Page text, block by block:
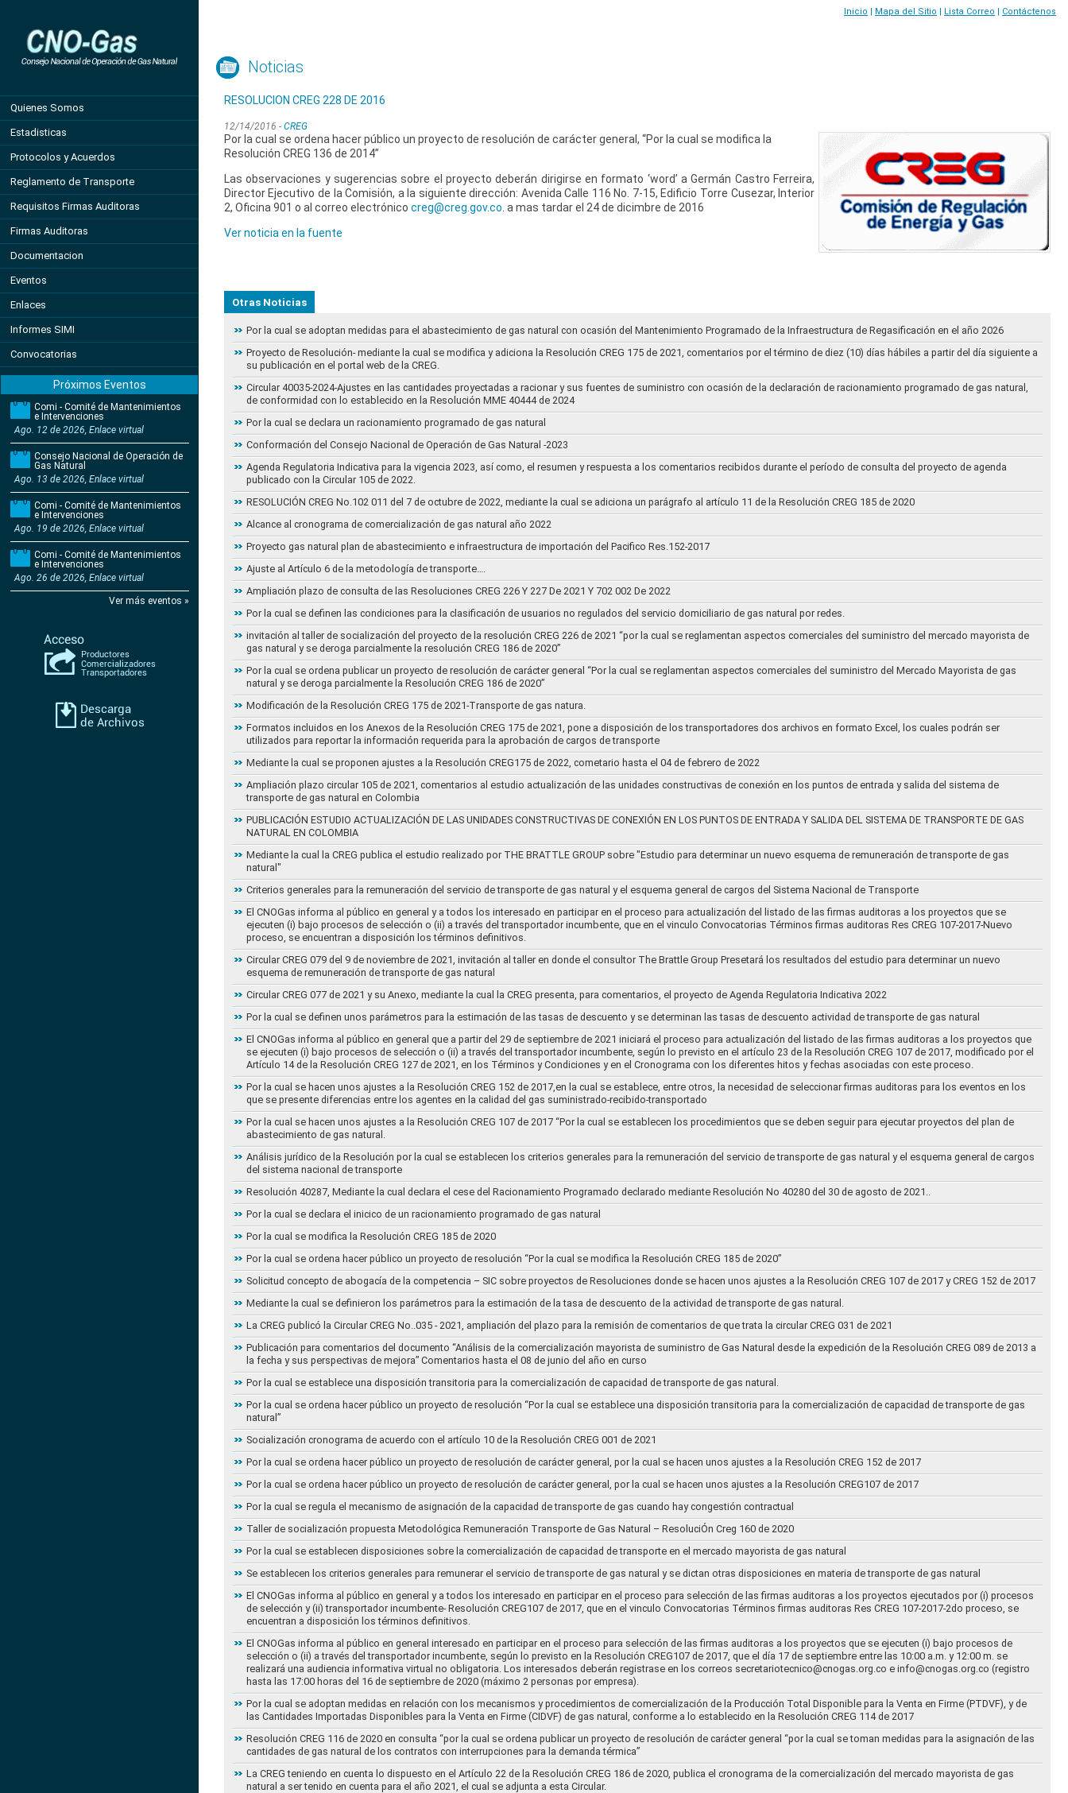
Quienes Somos
Estadisticas
Protocolos y Acuerdos
Reglamento de Transporte
Requisitos Firmas Auditoras
Firmas Auditoras
Documentacion
Eventos
Enlaces
Informes SIMI
Convocatorias
Próximos Eventos
Comi - Comité de Mantenimientos
e Intervenciones
Ago. 12 de 2026, Enlace virtual
Consejo Nacional de Operación de
Gas Natural
Ago. 13 de 2026, Enlace virtual
Comi - Comité de Mantenimientos
e Intervenciones
Ago. 19 de 2026, Enlace virtual
Comi - Comité de Mantenimientos
e Intervenciones
Ago. 26 de 2026, Enlace virtual
Ver más eventos »
Inicio | Mapa del Sitio | Lista Correo | Contáctenos
Noticias
RESOLUCION CREG 228 DE 2016
12/14/2016 - CREG
Por la cual se ordena hacer público un proyecto de resolución de carácter general, “Por la cual se modifica la
Resolución CREG 136 de 2014”
Las observaciones y sugerencias sobre el proyecto deberán dirigirse en formato ‘word’ a Germán Castro Ferreira,
Director Ejecutivo de la Comisión, a la siguiente dirección: Avenida Calle 116 No. 7-15, Edificio Torre Cusezar, Interior
2, Oficina 901 o al correo electrónico creg@creg.gov.co . a mas tardar el 24 de dicimbre de 2016
Ver noticia en la fuente
Otras Noticias
Por la cual se adoptan medidas para el abastecimiento de gas natural con ocasión del Mantenimiento Programado de la Infraestructura de Regasificación en el año 2026
Proyecto de Resolución- mediante la cual se modifica y adiciona la Resolución CREG 175 de 2021, comentarios por el término de diez (10) días hábiles a partir del día siguiente a
su publicación en el portal web de la CREG.
Circular 40035-2024-Ajustes en las cantidades proyectadas a racionar y sus fuentes de suministro con ocasión de la declaración de racionamiento programado de gas natural,
de conformidad con lo establecido en la Resolución MME 40444 de 2024
Por la cual se declara un racionamiento programado de gas natural
Conformación del Consejo Nacional de Operación de Gas Natural -2023
Agenda Regulatoria Indicativa para la vigencia 2023, así como, el resumen y respuesta a los comentarios recibidos durante el período de consulta del proyecto de agenda
publicado con la Circular 105 de 2022.
RESOLUCIÓN CREG No.102 011 del 7 de octubre de 2022, mediante la cual se adiciona un parágrafo al artículo 11 de la Resolución CREG 185 de 2020
Alcance al cronograma de comercialización de gas natural año 2022
Proyecto gas natural plan de abastecimiento e infraestructura de importación del Pacifico Res.152-2017
Ajuste al Artículo 6 de la metodología de transporte….
Ampliación plazo de consulta de las Resoluciones CREG 226 Y 227 De 2021 Y 702 002 De 2022
Por la cual se definen las condiciones para la clasificación de usuarios no regulados del servicio domiciliario de gas natural por redes.
invitación al taller de socialización del proyecto de la resolución CREG 226 de 2021 “por la cual se reglamentan aspectos comerciales del suministro del mercado mayorista de
gas natural y se deroga parcialmente la resolución CREG 186 de 2020”
Por la cual se ordena publicar un proyecto de resolución de carácter general “Por la cual se reglamentan aspectos comerciales del suministro del Mercado Mayorista de gas
natural y se deroga parcialmente la Resolución CREG 186 de 2020”
Modificación de la Resolución CREG 175 de 2021-Transporte de gas natura.
Formatos incluidos en los Anexos de la Resolución CREG 175 de 2021, pone a disposición de los transportadores dos archivos en formato Excel, los cuales podrán ser
utilizados para reportar la información requerida para la aprobación de cargos de transporte
Mediante la cual se proponen ajustes a la Resolución CREG175 de 2022, cometario hasta el 04 de febrero de 2022
Ampliación plazo circular 105 de 2021, comentarios al estudio actualización de las unidades constructivas de conexión en los puntos de entrada y salida del sistema de
transporte de gas natural en Colombia
PUBLICACIÓN ESTUDIO ACTUALIZACIÓN DE LAS UNIDADES CONSTRUCTIVAS DE CONEXIÓN EN LOS PUNTOS DE ENTRADA Y SALIDA DEL SISTEMA DE TRANSPORTE DE GAS
NATURAL EN COLOMBIA
Mediante la cual la CREG publica el estudio realizado por THE BRATTLE GROUP sobre "Estudio para determinar un nuevo esquema de remuneración de transporte de gas
natural"
Criterios generales para la remuneración del servicio de transporte de gas natural y el esquema general de cargos del Sistema Nacional de Transporte
El CNOGas informa al público en general y a todos los interesado en participar en el proceso para actualización del listado de las firmas auditoras a los proyectos que se
ejecuten (i) bajo procesos de selección o (ii) a través del transportador incumbente, que en el vinculo Convocatorias Términos firmas auditoras Res CREG 107-2017-Nuevo
proceso, se encuentran a disposición los términos definitivos.
Circular CREG 079 del 9 de noviembre de 2021, invitación al taller en donde el consultor The Brattle Group Presetará los resultados del estudio para determinar un nuevo
esquema de remuneración de transporte de gas natural
Circular CREG 077 de 2021 y su Anexo, mediante la cual la CREG presenta, para comentarios, el proyecto de Agenda Regulatoria Indicativa 2022
Por la cual se definen unos parámetros para la estimación de las tasas de descuento y se determinan las tasas de descuento actividad de transporte de gas natural
El CNOGas informa al público en general que a partir del 29 de septiembre de 2021 iniciará el proceso para actualización del listado de las firmas auditoras a los proyectos que
se ejecuten (i) bajo procesos de selección o (ii) a través del transportador incumbente, según lo previsto en el artículo 23 de la Resolución CREG 107 de 2017, modificado por el
Artículo 14 de la Resolución CREG 127 de 2021, en los Términos y Condiciones y en el Cronograma con los diferentes hitos y fechas asociadas con este proceso.
Por la cual se hacen unos ajustes a la Resolución CREG 152 de 2017,en la cual se establece, entre otros, la necesidad de seleccionar firmas auditoras para los eventos en los
que se presente diferencias entre los agentes en la calidad del gas suministrado-recibido-transportado
Por la cual se hacen unos ajustes a la Resolución CREG 107 de 2017 “Por la cual se establecen los procedimientos que se deben seguir para ejecutar proyectos del plan de
abastecimiento de gas natural.
Análisis jurídico de la Resolución por la cual se establecen los criterios generales para la remuneración del servicio de transporte de gas natural y el esquema general de cargos
del sistema nacional de transporte
Resolución 40287, Mediante la cual declara el cese del Racionamiento Programado declarado mediante Resolución No 40280 del 30 de agosto de 2021..
Por la cual se declara el inicico de un racionamiento programado de gas natural
Por la cual se modifica la Resolución CREG 185 de 2020
Por la cual se ordena hacer público un proyecto de resolución “Por la cual se modifica la Resolución CREG 185 de 2020”
Solicitud concepto de abogacía de la competencia – SIC sobre proyectos de Resoluciones donde se hacen unos ajustes a la Resolución CREG 107 de 2017 y CREG 152 de 2017
Mediante la cual se definieron los parámetros para la estimación de la tasa de descuento de la actividad de transporte de gas natural.
La CREG publicó la Circular CREG No..035 - 2021, ampliación del plazo para la remisión de comentarios de que trata la circular CREG 031 de 2021
Publicación para comentarios del documento “Análisis de la comercialización mayorista de suministro de Gas Natural desde la expedición de la Resolución CREG 089 de 2013 a
la fecha y sus perspectivas de mejora” Comentarios hasta el 08 de junio del año en curso
Por la cual se establece una disposición transitoria para la comercialización de capacidad de transporte de gas natural.
Por la cual se ordena hacer público un proyecto de resolución “Por la cual se establece una disposición transitoria para la comercialización de capacidad de transporte de gas
natural”
Socialización cronograma de acuerdo con el artículo 10 de la Resolución CREG 001 de 2021
Por la cual se ordena hacer público un proyecto de resolución de carácter general, por la cual se hacen unos ajustes a la Resolución CREG 152 de 2017
Por la cual se ordena hacer público un proyecto de resolución de carácter general, por la cual se hacen unos ajustes a la Resolución CREG107 de 2017
Por la cual se regula el mecanismo de asignación de la capacidad de transporte de gas cuando hay congestión contractual
Taller de socialización propuesta Metodológica Remuneración Transporte de Gas Natural – ResoluciÓn Creg 160 de 2020
Por la cual se establecen disposiciones sobre la comercialización de capacidad de transporte en el mercado mayorista de gas natural
Se establecen los criterios generales para remunerar el servicio de transporte de gas natural y se dictan otras disposiciones en materia de transporte de gas natural
El CNOGas informa al público en general y a todos los interesado en participar en el proceso para selección de las firmas auditoras a los proyectos ejecutados por (i) procesos
de selección y (ii) transportador incumbente- Resolución CREG107 de 2017, que en el vinculo Convocatorias Términos firmas auditoras Res CREG 107-2017-2do proceso, se
encuentran a disposición los términos definitivos.
El CNOGas informa al público en general interesado en participar en el proceso para selección de las firmas auditoras a los proyectos que se ejecuten (i) bajo procesos de
selección o (ii) a través del transportador incumbente, según lo previsto en la Resolución CREG107 de 2017, que el día 17 de septiembre entre las 10:00 a.m. y 12:00 m. se
realizará una audiencia informativa virtual no obligatoria. Los interesados deberán registrase en los correos secretariotecnico@cnogas.org.co e info@cnogas.org.co (registro
hasta las 17:00 horas del 16 de septiembre de 2020 (máximo 2 personas por empresa).
Por la cual se adoptan medidas en relación con los mecanismos y procedimientos de comercialización de la Producción Total Disponible para la Venta en Firme (PTDVF), y de
las Cantidades Importadas Disponibles para la Venta en Firme (CIDVF) de gas natural, conforme a lo establecido en la Resolución CREG 114 de 2017
Resolución CREG 116 de 2020 en consulta “por la cual se ordena publicar un proyecto de resolución de carácter general “por la cual se toman medidas para la asignación de las
cantidades de gas natural de los contratos con interrupciones para la demanda térmica”
La CREG teniendo en cuenta lo dispuesto en el Artículo 22 de la Resolución CREG 186 de 2020, publica el cronograma de la comercialización del mercado mayorista de gas
natural a ser tenido en cuenta para el año 2021, el cual se adjunta a esta Circular.